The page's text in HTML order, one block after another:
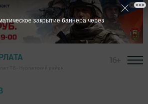
закрытие баннера через